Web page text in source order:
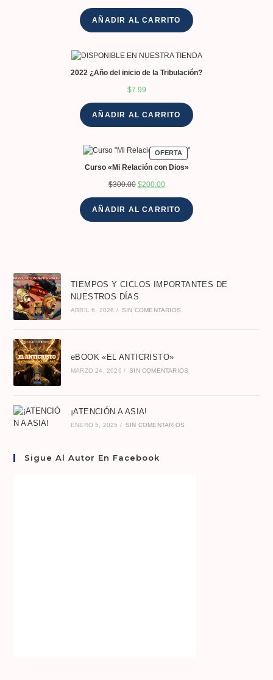
AÑADIR AL CARRITO
2022 ¿Año del inicio de la Tribulación?
$7.99
AÑADIR AL CARRITO
OFERTA
Curso «Mi Relación con Dios»
$300.00 $200.00
AÑADIR AL CARRITO
TIEMPOS Y CICLOS IMPORTANTES DE
NUESTROS DÍAS
ABRIL 6, 2026 / SIN COMENTARIOS
eBOOK «EL ANTICRISTO»
MARZO 24, 2026 / SIN COMENTARIOS
¡ATENCIÓN A ASIA!
ENERO 5, 2025 / SIN COMENTARIOS
Sigue Al Autor En Facebook